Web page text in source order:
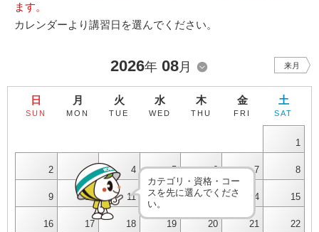
ます。
カレンダーより講習日を選んでください。
2026年 08月 来月
日
SUN
月
MON
火
TUE
水
WED
木
THU
金
FRI
土
SAT
1
2 3 4 5 6 7 8
9 10 11 12 13 14 15
16 17 18 19 20 21 22
カテゴリ・資格・コー
スを先に選んでくださ
い。